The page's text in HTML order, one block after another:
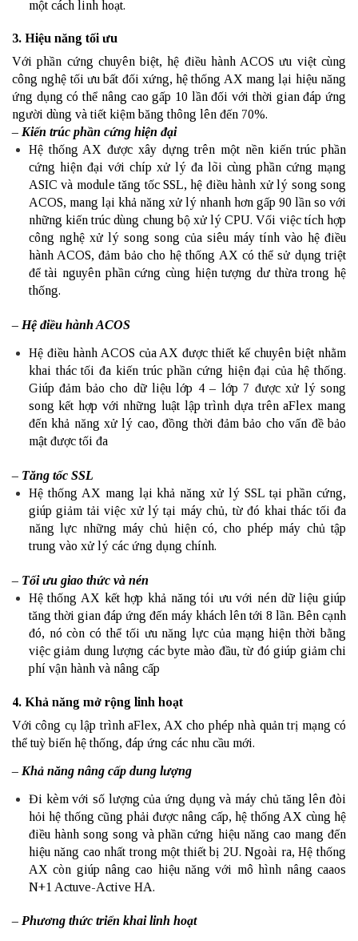
một cách linh hoạt.
3. Hiệu năng tối ưu
Với phần cứng chuyên biệt, hệ điều hành ACOS ưu việt cùng
công nghệ tối ưu bất đối xứng, hệ thống AX mang lại hiệu năng
ứng dụng có thể nâng cao gấp 10 lần đối với thời gian đáp ứng
người dùng và tiết kiệm băng thông lên đến 70%.
– Kiến trúc phần cứng hiện đại
Hệ thống AX được xây dựng trên một nền kiến trúc phần
cứng hiện đại với chíp xử lý đa lõi cùng phần cứng mạng
ASIC và module tăng tốc SSL, hệ điều hành xử lý song song
ACOS, mang lại khả năng xử lý nhanh hơn gấp 90 lần so với
những kiến trúc dùng chung bộ xử lý CPU. Vối việc tích hợp
công nghệ xử lý song song của siêu máy tính vào hệ điều
hành ACOS, đảm bảo cho hệ thống AX có thể sử dụng triệt
để tài nguyên phần cứng cùng hiện tượng dư thừa trong hệ
thống.
– Hệ điều hành ACOS
Hệ điều hành ACOS của AX được thiết kế chuyên biệt nhằm
khai thác tối đa kiến trúc phần cứng hiện đại của hệ thống.
Giúp đảm bảo cho dữ liệu lớp 4 – lớp 7 được xử lý song
song kết hợp với những luật lập trình dựa trên aFlex mang
đến khả năng xử lý cao, đồng thời đảm bảo cho vấn đề bảo
mật được tối đa
– Tăng tốc SSL
Hệ thống AX mang lại khả năng xử lý SSL tại phần cứng,
giúp giảm tải việc xử lý tại máy chủ, từ đó khai thác tối đa
năng lực những máy chủ hiện có, cho phép máy chủ tập
trung vào xử lý các ứng dụng chính.
– Tối ưu giao thức và nén
Hệ thống AX kết hợp khả năng tói ưu với nén dữ liệu giúp
tăng thời gian đáp ứng đến máy khách lên tới 8 lần. Bên cạnh
đó, nó còn có thể tối ưu năng lực của mạng hiện thời bằng
việc giảm dung lượng các byte mào đầu, từ đó giúp giảm chi
phí vận hành và nâng cấp
4. Khả năng mở rộng linh hoạt
Với công cụ lập trình aFlex, AX cho phép nhà quản trị mạng có
thể tuỳ biến hệ thống, đáp ứng các nhu cầu mới.
– Khả năng nâng cấp dung lượng
Đi kèm với số lượng của ứng dụng và máy chủ tăng lên đòi
hỏi hệ thống cũng phải được nâng cấp, hệ thống AX cùng hệ
điều hành song song và phần cứng hiệu năng cao mang đến
hiệu năng cao nhất trong một thiết bị 2U. Ngoài ra, Hệ thống
AX còn giúp nâng cao hiệu năng với mô hình nâng caaos
N+1 Actuve-Active HA.
– Phương thức triển khai linh hoạt